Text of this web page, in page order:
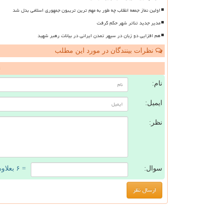
اولین نماز جمعه انقلاب چه طور به مهم ترین تریبون جمهوری اسلامی بدل شد
مدیر جدید تئاتر شهر حکم گرفت
هم افزایی دو زبان در سپهر تمدن ایرانی در بیانات رهبر شهید
نظرات بینندگان در مورد این مطلب
نام:
ایمیل:
نظر:
سوال: = ۶ بعلاوه ۴